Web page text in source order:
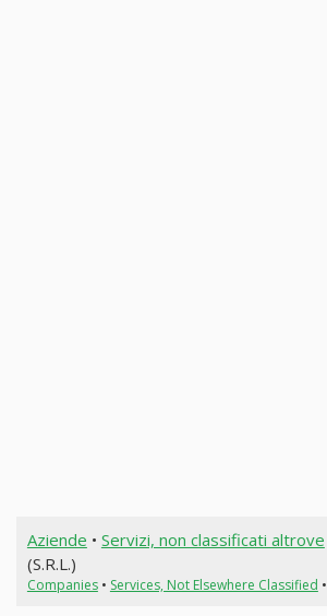
Aziende • Servizi, non classificati altrove
(S.R.L.)
Companies• Services, Not Elsewhere Classified